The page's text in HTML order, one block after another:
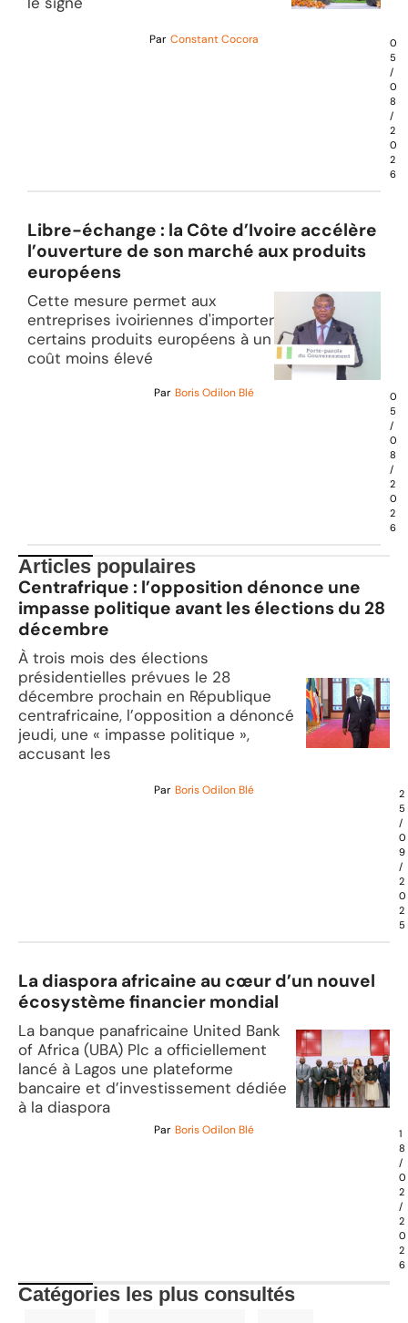
Par Constant Cocora
0
5
/
0
8
/
2
0
2
6
Libre-échange : la Côte d’Ivoire accélère
l’ouverture de son marché aux produits
européens
Cette mesure permet aux
entreprises ivoiriennes d'importer
certains produits européens à un
coût moins élevé
Par Boris Odilon Blé
0
5
/
0
8
/
2
0
2
6
Articles populaires
Centrafrique : l’opposition dénonce une
impasse politique avant les élections du 28
décembre
À trois mois des élections
présidentielles prévues le 28
décembre prochain en République
centrafricaine, l’opposition a dénoncé
jeudi, une « impasse politique »,
accusant les
Par Boris Odilon Blé
2
5
/
0
9
/
2
0
2
5
La diaspora africaine au cœur d’un nouvel
écosystème financier mondial
La banque panafricaine United Bank
of Africa (UBA) Plc a officiellement
lancé à Lagos une plateforme
bancaire et d’investissement dédiée
à la diaspora
Par Boris Odilon Blé
1
8
/
0
2
/
2
0
2
6
Catégories les plus consultés